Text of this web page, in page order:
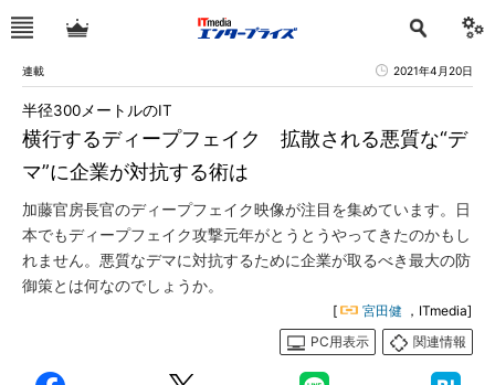
連載 2021年4月20日
横行するディープフェイク 拡散される悪質な“デ
マ”に企業が対抗する術は
半径300メートルのIT
加藤官房長官のディープフェイク映像が注目を集めています。日
本でもディープフェイク攻撃元年がとうとうやってきたのかもし
れません。悪質なデマに対抗するために企業が取るべき最大の防
御策とは何なのでしょうか。
[ 宮田健 ，ITmedia]
PC用表示
関連情報